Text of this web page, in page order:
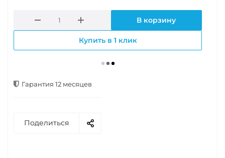
В корзину
Купить в 1 клик
Гарантия 12 месяцев
Поделиться